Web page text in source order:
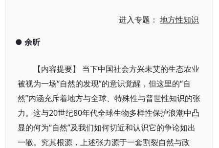
进入专题：地方性知识
● 余昕
【内容提要】 当下中国社会方兴未艾的生态农业
被视为一场“自然的发现”的意识觉醒，但这里的“自
然”内涵充斥着地方与全球、特殊性与普世性知识的张
力。这与20世纪80年代全球生物多样性保护浪潮中凸
显的何为“自然”及我们如何切近和认识它的争论如出
一辙。究其根源，上述张力源于一套割裂自然与政